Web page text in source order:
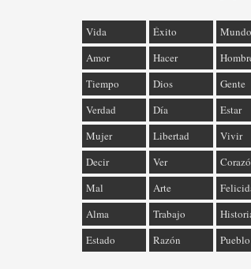
Vida Éxito Mundo
Amor
Hacer
Tiempo
Dios Gente
Verdad
Día Estar
Mujer
Libertad Vivir
Decir
Ver
Mal
Arte
Alma
Trabajo
Estado
Razón Pueblo